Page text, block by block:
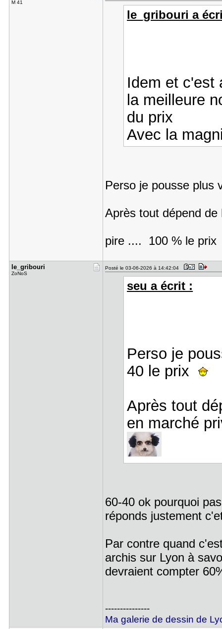
M 41
le_gribouri a
Idem et c'est
la meilleure
du prix
Avec la
Perso je pousse
Après tout dépend
pire .... 100 % le
le_gribour​i
ZoNoS
Posté le 03-06-2026 à 14:42:04
seu a écrit :
Perso je
40 le prix
Après tout
en marché
60-40 ok pourquoi
réponds justement
Par contre quand
archis sur Lyon à
devraient compter
---------------
Ma galerie de dessin de